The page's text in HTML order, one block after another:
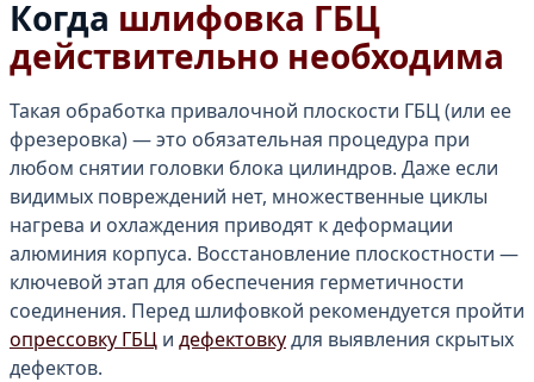
Когда шлифовка ГБЦ
действительно необходима
Такая обработка привалочной плоскости ГБЦ (или ее
фрезеровка) — это обязательная процедура при
любом снятии головки блока цилиндров. Даже если
видимых повреждений нет, множественные циклы
нагрева и охлаждения приводят к деформации
алюминия корпуса. Восстановление плоскостности —
ключевой этап для обеспечения герметичности
соединения. Перед шлифовкой рекомендуется пройти
опрессовку ГБЦ и дефектовкудля выявления скрытых
дефектов.